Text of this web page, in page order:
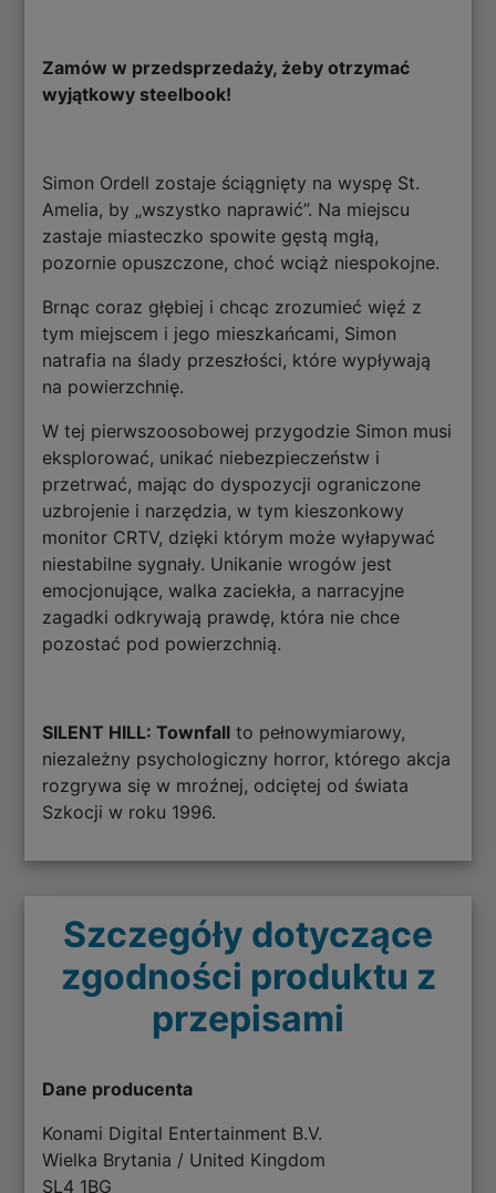
Zamów w przedsprzedaży, żeby otrzymać
wyjątkowy steelbook!
Simon Ordell zostaje ściągnięty na wyspę St.
Amelia, by „wszystko naprawić”. Na miejscu
zastaje miasteczko spowite gęstą mgłą,
pozornie opuszczone, choć wciąż niespokojne.
Brnąc coraz głębiej i chcąc zrozumieć więź z
tym miejscem i jego mieszkańcami, Simon
natrafia na ślady przeszłości, które wypływają
na powierzchnię.
W tej pierwszoosobowej przygodzie Simon musi
eksplorować, unikać niebezpieczeństw i
przetrwać, mając do dyspozycji ograniczone
uzbrojenie i narzędzia, w tym kieszonkowy
monitor CRTV, dzięki którym może wyłapywać
niestabilne sygnały. Unikanie wrogów jest
emocjonujące, walka zaciekła, a narracyjne
zagadki odkrywają prawdę, która nie chce
pozostać pod powierzchnią.
SILENT HILL: Townfall to pełnowymiarowy,
niezależny psychologiczny horror, którego akcja
rozgrywa się w mroźnej, odciętej od świata
Szkocji w roku 1996.
Szczegóły dotyczące
zgodności produktu z
przepisami
Dane producenta
Konami Digital Entertainment B.V.
Wielka Brytania / United Kingdom
SL4 1BG